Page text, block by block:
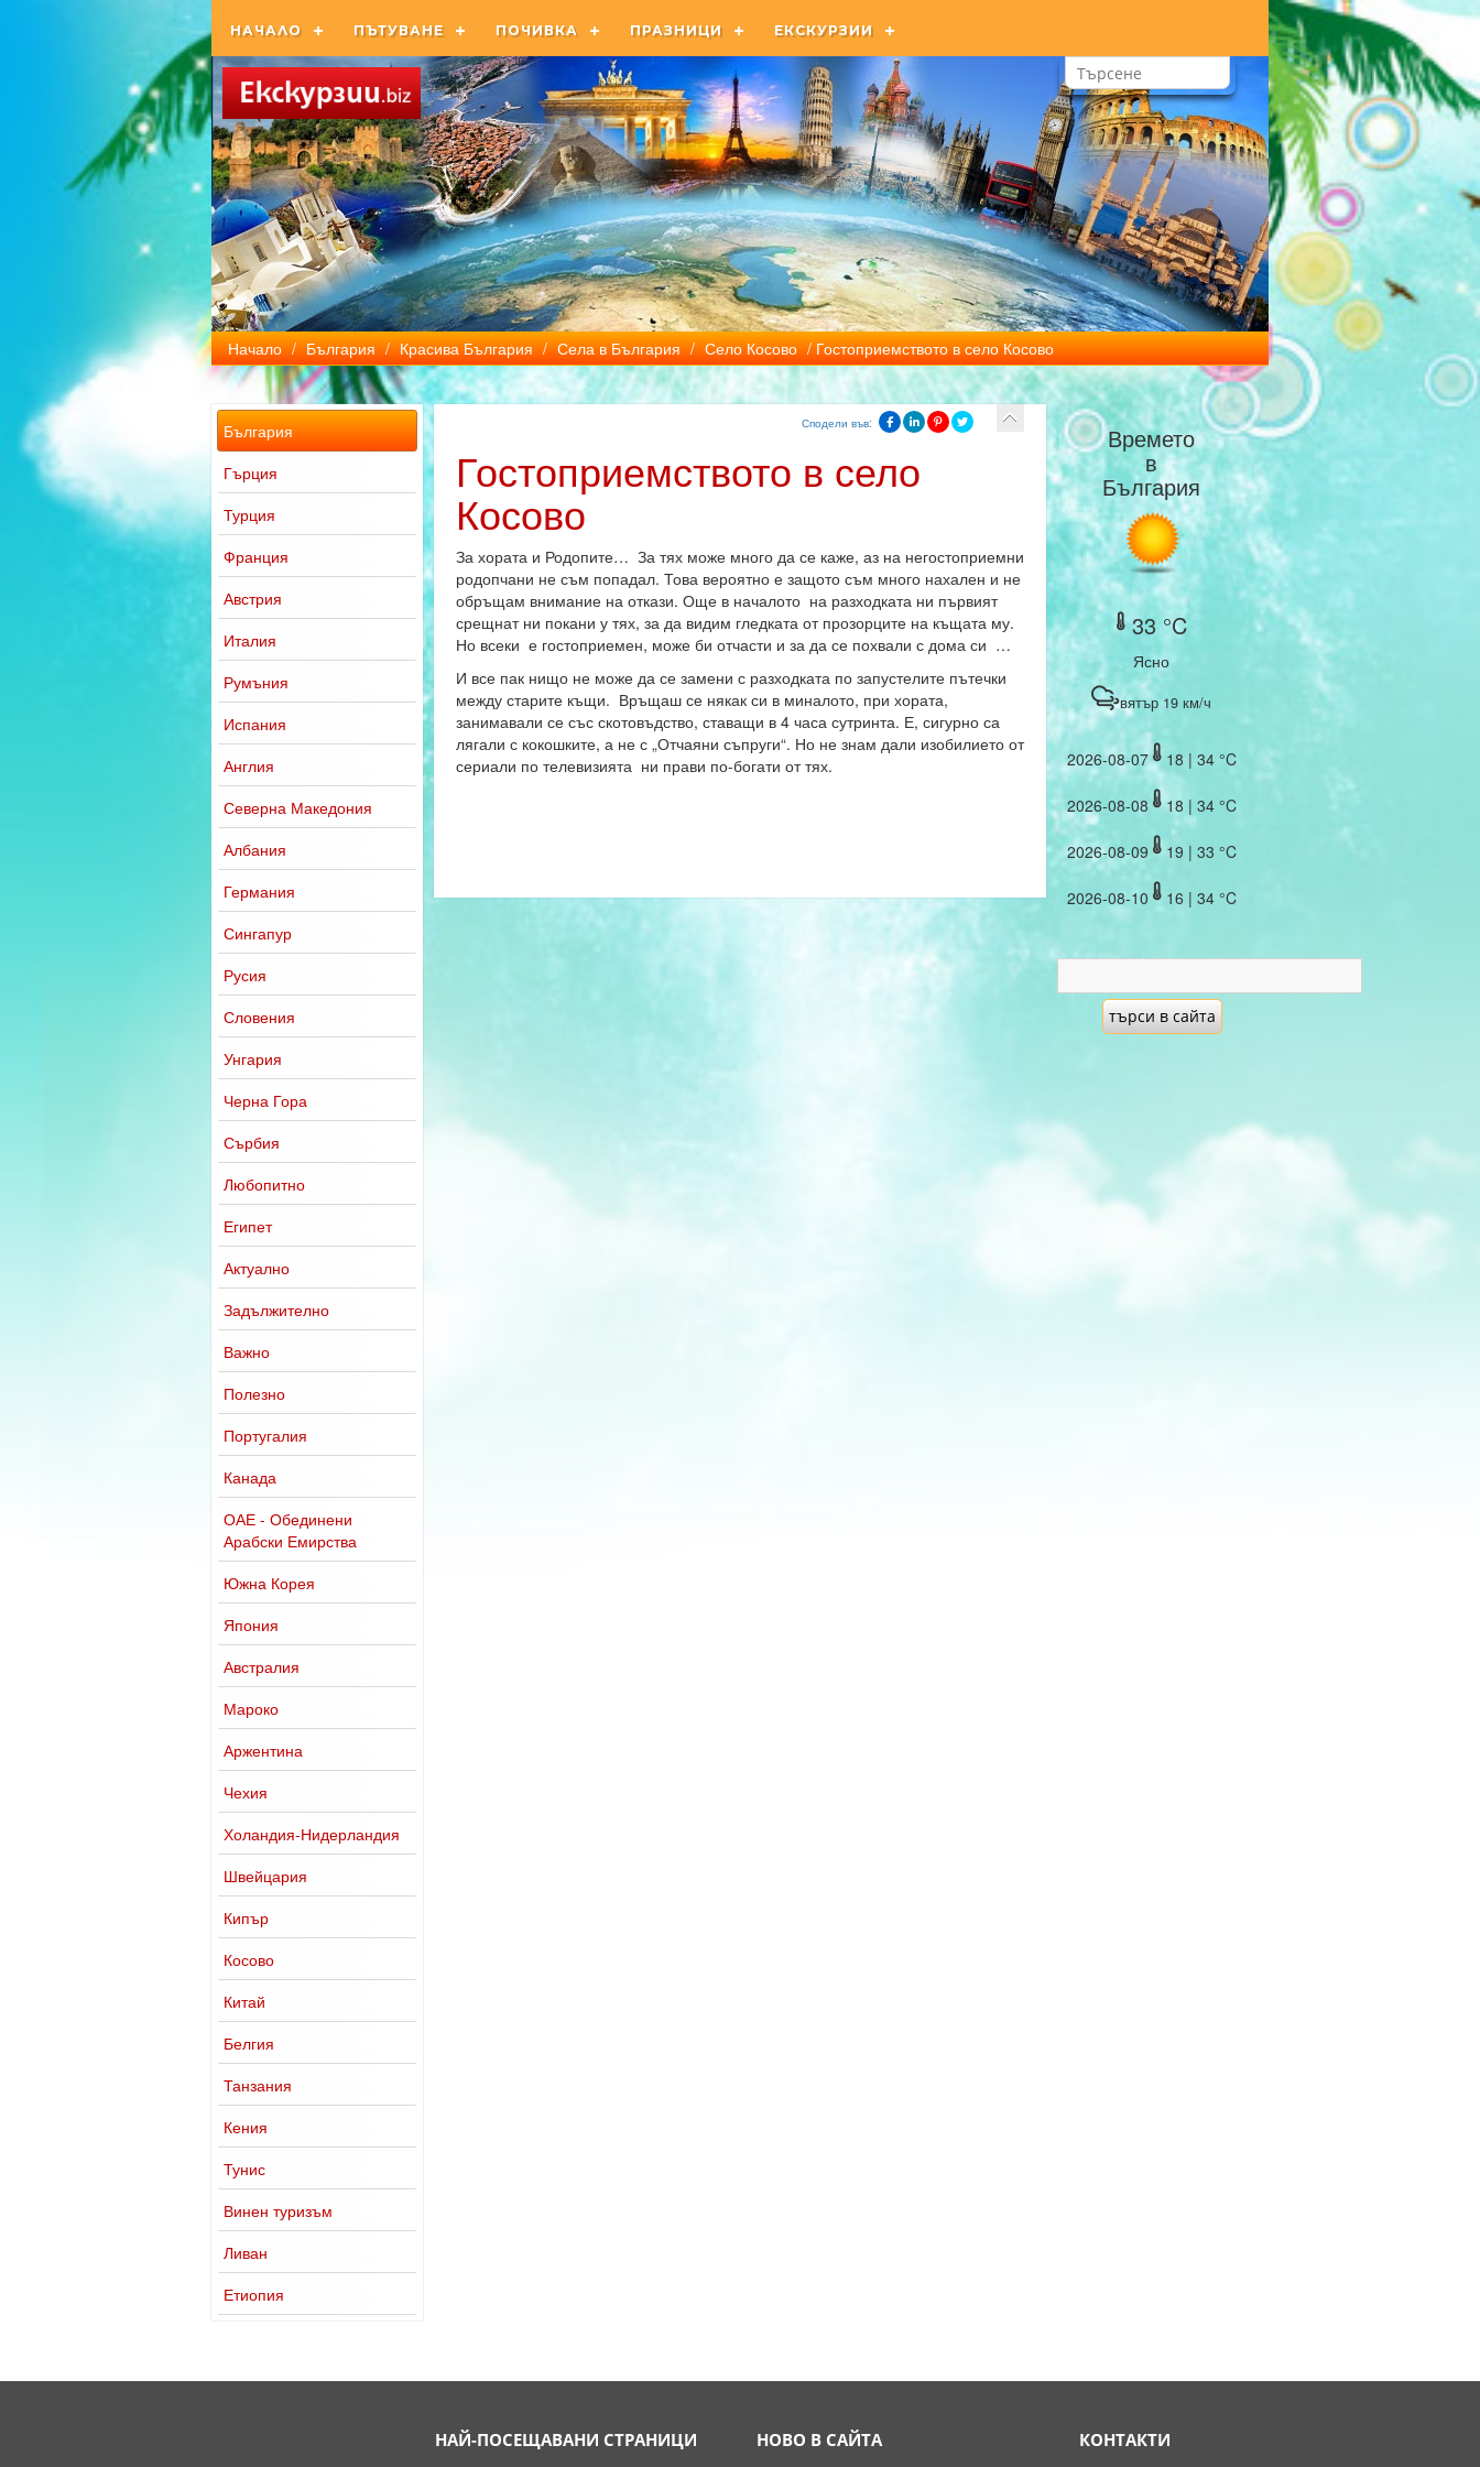
НАЧАЛО ПЪТУВАНЕ ПОЧИВКА ПРАЗНИЦИ ЕКСКУРЗИИ
Начало / България / Красива България / Села в България / Село Косово / Гостоприемството в село Косово
България
Гърция
Турция
Франция
Австрия
Италия
Румъния
Испания
Англия
Северна Македония
Албания
Германия
Сингапур
Русия
Словения
Унгария
Черна Гора
Сърбия
Любопитно
Египет
Актуално
Задължително
Важно
Полезно
Португалия
Канада
ОАЕ - Обединени
Арабски Емирства
Южна Корея
Япония
Австралия
Мароко
Аржентина
Чехия
Холандия-Нидерландия
Швейцария
Кипър
Косово
Китай
Белгия
Танзания
Кения
Тунис
Винен туризъм
Ливан
Етиопия
Сподели във:
Гостоприемството в село
Косово
За хората и Родопите… За тях може много да се каже, аз на негостоприемни
родопчани не съм попадал. Това вероятно е защото съм много нахален и не
обръщам внимание на откази. Още в началото на разходката ни първият
срещнат ни покани у тях, за да видим гледката от прозорците на къщата му.
Но всеки е гостоприемен, може би отчасти и за да се похвали с дома си …
И все пак нищо не може да се замени с разходката по запустелите пътечки
между старите къщи. Връщаш се някак си в миналото, при хората,
занимавали се със скотовъдство, ставащи в 4 часа сутринта. Е, сигурно са
лягали с кокошките, а не с „Отчаяни съпруги“. Но не знам дали изобилието от
сериали по телевизията ни прави по-богати от тях.
Времето
в
България
33 °C
Ясно
вятър 19 км/ч
2026-08-07 18 | 34 °C
2026-08-08 18 | 34 °C
2026-08-09 19 | 33 °C
2026-08-10 16 | 34 °C
НАЙ-ПОСЕЩАВАНИ СТРАНИЦИ НОВО В САЙТА КОНТАКТИ